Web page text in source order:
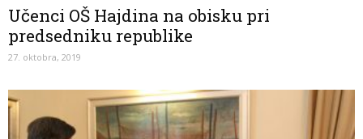
Učenci OŠ Hajdina na obisku pri
predsedniku republike
27. oktobra, 2019